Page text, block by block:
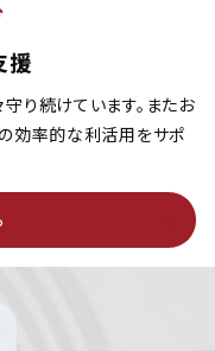
援
り続けています。またお
効率的な利活用をサポ